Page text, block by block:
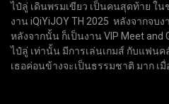
ไป๋ลู่ เดินพรมเขียว เป็นคนสุดท้าย ใน
งาน iQiYiJOY TH 2025 หลังจากจบ
หลังจากนั้น ก็เป็นงาน VIP Meet and
ไป๋ลู่ เท่านั้น มีการเล่นเกมส์ กับแฟนค
เธอค่อนข้างจะเป็นธรรมชาติ มาก เ